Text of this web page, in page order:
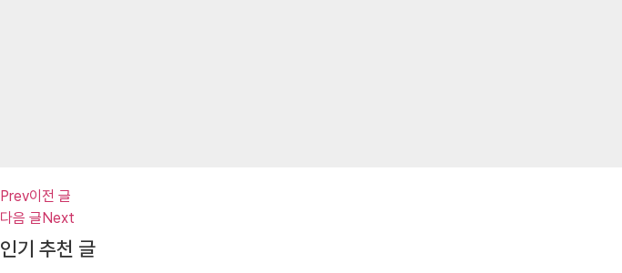
Prev이전 글
다음 글Next
인기 추천 글